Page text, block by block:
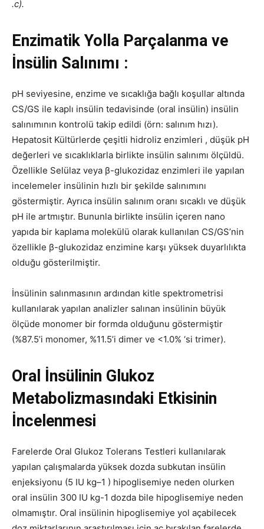
.c).
Enzimatik Yolla Parçalanma ve
İnsülin Salınımı :
pH seviyesine, enzime ve sıcaklığa bağlı koşullar altında
CS/GS ile kaplı insülin tedavisinde (oral insülin) insülin
salınımının kontrolü takip edildi (örn: salınım hızı).
Hepatosit Kültürlerde çeşitli hidroliz enzimleri , düşük pH
değerleri ve sıcaklıklarla birlikte insülin salınımı ölçüldü.
Özellikle Selülaz veya β-glukozidaz enzimleri ile yapılan
incelemeler insülinin hızlı bir şekilde salınımını
göstermiştir. Ayrıca insülin salınım oranı sıcaklı ve düşük
pH ile artmıştır. Bununla birlikte insülin içeren nano
yapıda bir kaplama molekülü olarak kullanılan CS/GS’nin
özellikle β-glukozidaz enzimine karşı yüksek duyarlılıkta
olduğu gösterilmiştir.
İnsülinin salınmasının ardından kitle spektrometrisi
kullanılarak yapılan analizler salınan insülinin büyük
ölçüde monomer bir formda olduğunu göstermiştir
(%87.5’i monomer, %11.5’i dimer ve <1.0% ‘si trimer).
Oral İnsülinin Glukoz
Metabolizmasındaki Etkisinin
İncelenmesi
Farelerde Oral Glukoz Tolerans Testleri kullanılarak
yapılan çalışmalarda yüksek dozda subkutan insülin
enjeksiyonu (5 IU kg–1 ) hipoglisemiye neden olurken
oral insülin 300 IU kg-1 dozda bile hipoglisemiye neden
olmamıştır. Oral insülinin hipoglisemiye yol açabilecek